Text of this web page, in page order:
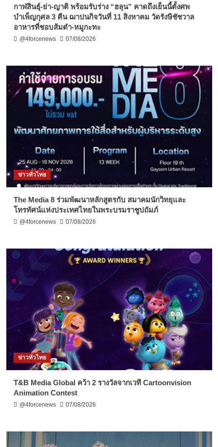
กาฬสินธุ์-ย่า-ญาติ พร้อมรับร่าง “ฮลุน” คาดถึงเย็นนี้ตั้งศพ
บำเพ็ญกุศล 3 คืน ฌาปนกิจวันที่ 11 สิงหาคม วัดรังษีชัชวาล
อาหารที่ชอบส้มตำ-หมูกะทะ
@4forcenews 07/08/2026
ข่าวทั่วไทย
The Media 8 ร่วมพัฒนาหลักสูตรกับ สมาคมนักวิทยุและ
โทรทัศน์แห่งประเทศไทยในพระบรมราชูปถัมภ์
@4forcenews 07/08/2026
ข่าวทั่วไทย
T&B Media Global คว้า 2 รางวัลจากเวที Cartoonvision
Animation Contest
@4forcenews 07/08/2026